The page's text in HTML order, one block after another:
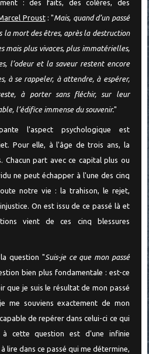
: des faits, des colères, des
Proust: "Mais, quand d’un passé
la mort des êtres, après la destruction
mais plus vivaces, plus immatérielles,
l’odeur et la saveur restent encore
à se rappeler, à attendre, à espérer,
à porter sans fléchir, sur leur
l’édifice immense du souvenir."
l'aspect psychologique est
Pour elle, à l'âge de trois ans, la
Chacun part avec ce capital plus ou
ne peut échapper à l'une des cinq
notre vie : la trahison, le rejet,
On est issu de ce passé là et
vient de ces cinq blessures
question "Suis-je ce que mon passé
bien plus fondamentale : est-ce
que je suis le résultat de mon passé
me souviens exactement de mon
de repérer dans celui-ci ce qui
à cette question est d'une infinie
lire dans ce passé qui me détermine,